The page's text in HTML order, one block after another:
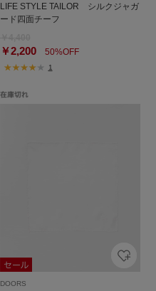
LIFE STYLE TAILOR シルクジャガ
ード四面チーフ
￥2,20050%OFF
1
DOORS